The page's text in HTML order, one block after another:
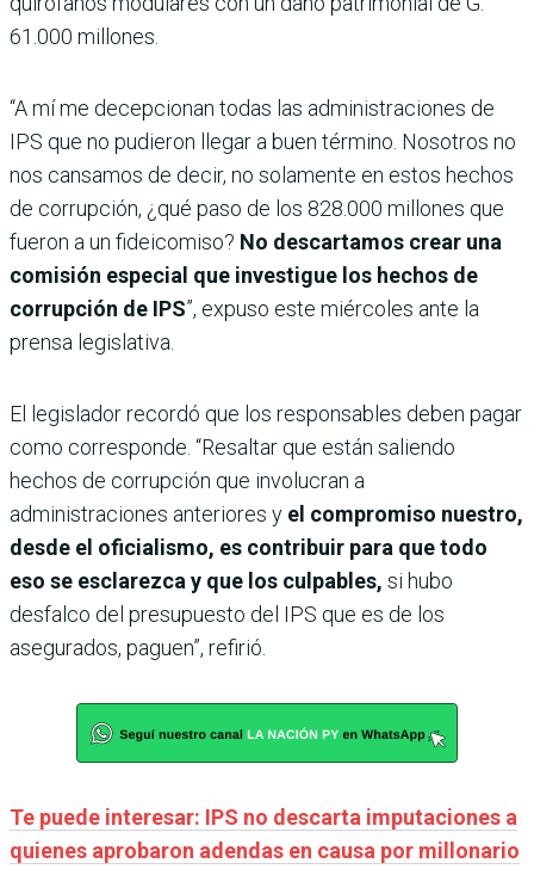
61.000 millones.
“A mí me decepcionan todas las administraciones de
IPS que no pudieron llegar a buen término. Nosotros no
nos cansamos de decir, no solamente en estos hechos
de corrupción, ¿qué paso de los 828.000 millones que
fueron a un fideicomiso? No descartamos crear una
comisión especial que investigue los hechos de
corrupción de IPS”, expuso este miércoles ante la
prensa legislativa.
El legislador recordó que los responsables deben pagar
como corresponde. “Resaltar que están saliendo
hechos de corrupción que involucran a
administraciones anteriores y el compromiso nuestro,
desde el oficialismo, es contribuir para que todo
eso se esclarezca y que los culpables, si hubo
desfalco del presupuesto del IPS que es de los
asegurados, paguen”, refirió.
Te puede interesar: IPS no descarta imputaciones a
quienes aprobaron adendas en causa por millonario